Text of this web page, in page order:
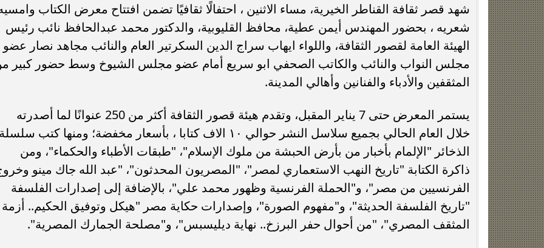
شهد قصر ثقافة القناطر الخيرية، مساء الاثنين ، احتفالًا ثقافيًا تضمن افتتاح معرض الكتاب
شعريه ، بحضور المهندس أيمن عطية، محافظ القليوبية، والدكتور محمد عبدالحافظ نائب رئيس
الهيئة العامة لقصور الثقافة، واللواء ايهاب سراج الدين السكرتير العام والنائب مجاهد نصار عضو
مجلس النواب والنائب والكاتب الصحفي ابو سريع أمام عضو مجلس الشيوخ وسط حضور كبير
المثقفين والأدباء والفنانين وأهالي المدينة.
يستمر المعرض حتى 7 يناير المقبل، وتقدم هيئة قصور الثقافة أكثر من 250 عنوانًا لما أصدرته
خلال العام الحالي بجميع سلاسل النشر حوالي ١٠ الاف كتابا ، بأسعار مخفضة؛ ومنها كتب
الذخائر "الإلمام بأخبار من بأرض الحبشة من ملوك الإسلام"، "طبقات الأطباء والحكماء"، ومن
ذاكرة الكتابة "تاريخ النهب الاستعماري لمصر"، "المصريون المحدثون"، "عبد الله جاك مينو
الفرنسيين من مصر"، و"الحملة الفرنسية وظهور محمد علي"، بالإضافة إلى إصدارات الفلسفة
"تاريخ الفلسفة الحديثة"، و"مفهوم الصورة"، وإصدارات حكاية مصر "هيكل وتوفيق الحكيم.. أزمة
المثقف المصري"، "من أحوال حفر البرزخ.. نهاية ديليسبس"، و"مصلحة الجمارك المصرية".
الزمالك يعلن رسميًا جهاز معتمد جمال قبل
انطلاق موسم 2026-2027
فيلم مطلوب عائليًا.. كريم عبد العزيز
وياسمين صبري في منافسة صيف 2026
وفاة خورخي ميسي والد نجم